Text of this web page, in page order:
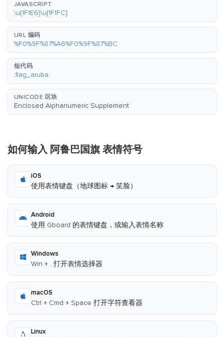
JAVASCRIPT
\u{1F1E6}\u{1F1FC}
URL 编码
%F0%9F%87%A6%F0%9F%87%BC
短代码
:flag_aruba:
UNICODE 区块
Enclosed Alphanumeric Supplement
如何输入 阿鲁巴国旗 表情符号
iOS
使用表情键盘（地球图标 → 笑脸）
Android
使用 Gboard 的表情键盘，或输入表情名称
Windows
Win + . 打开表情选择器
macOS
Ctrl + Cmd + Space 打开字符查看器
Linux